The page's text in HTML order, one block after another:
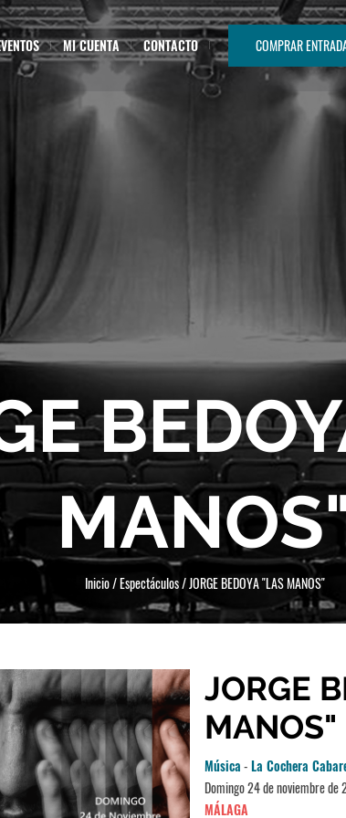
MI CUENTA CONTACTO COMPRAR
Inicio/Espectáculos/JORGE BEDOYA "LAS MANOS"
JORGE
MANOS"
Música-La Cochera
Domingo 24 de noviembre
MÁLAGA